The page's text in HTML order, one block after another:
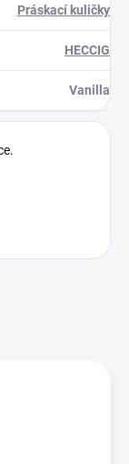
Práskací kuličky
HECCIG
Vanilla